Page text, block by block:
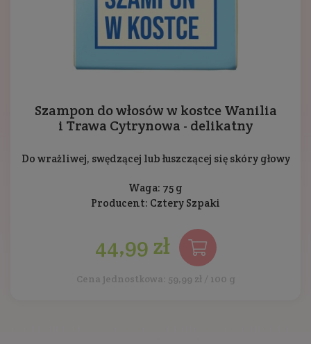
Szampon do włosów w kostce Wanilia
i Trawa Cytrynowa - delikatny
Do wrażliwej, swędzącej lub łuszczącej się skóry głowy
Waga: 75 g
Producent: Cztery Szpaki
44,99 zł
Cena jednostkowa: 59,99 zł / 100 g